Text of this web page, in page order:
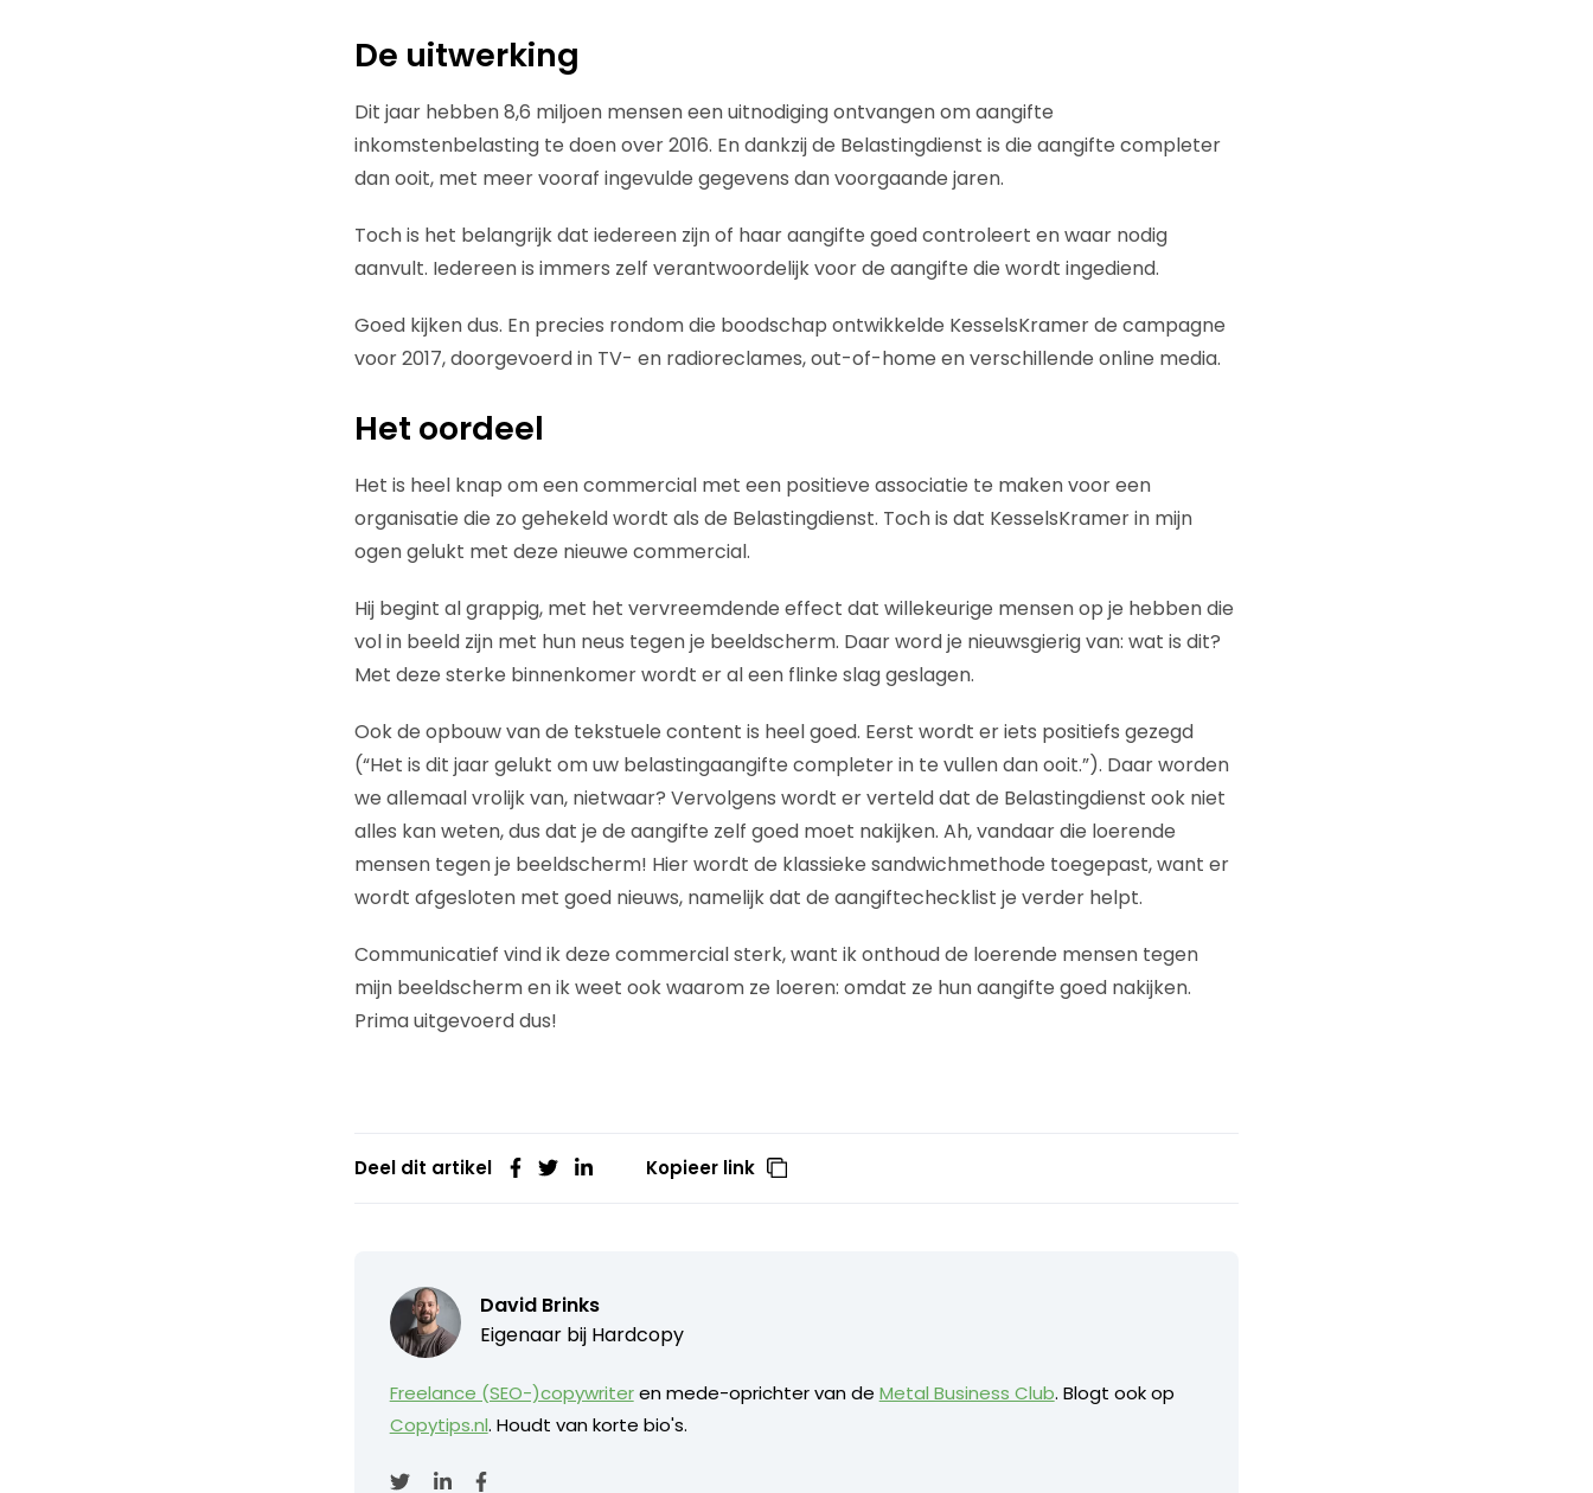
De uitwerking
Dit jaar hebben 8,6 miljoen mensen een uitnodiging ontvangen om aangifte
inkomstenbelasting te doen over 2016. En dankzij de Belastingdienst is die aangifte completer
dan ooit, met meer vooraf ingevulde gegevens dan voorgaande jaren.
Toch is het belangrijk dat iedereen zijn of haar aangifte goed controleert en waar nodig
aanvult. Iedereen is immers zelf verantwoordelijk voor de aangifte die wordt ingediend.
Goed kijken dus. En precies rondom die boodschap ontwikkelde KesselsKramer de campagne
voor 2017, doorgevoerd in TV- en radioreclames, out-of-home en verschillende online media.
Het oordeel
Het is heel knap om een commercial met een positieve associatie te maken voor een
organisatie die zo gehekeld wordt als de Belastingdienst. Toch is dat KesselsKramer in mijn
ogen gelukt met deze nieuwe commercial.
Hij begint al grappig, met het vervreemdende effect dat willekeurige mensen op je hebben die
vol in beeld zijn met hun neus tegen je beeldscherm. Daar word je nieuwsgierig van: wat is dit?
Met deze sterke binnenkomer wordt er al een flinke slag geslagen.
Ook de opbouw van de tekstuele content is heel goed. Eerst wordt er iets positiefs gezegd
(“Het is dit jaar gelukt om uw belastingaangifte completer in te vullen dan ooit.”). Daar worden
we allemaal vrolijk van, nietwaar? Vervolgens wordt er verteld dat de Belastingdienst ook niet
alles kan weten, dus dat je de aangifte zelf goed moet nakijken. Ah, vandaar die loerende
mensen tegen je beeldscherm! Hier wordt de klassieke sandwichmethode toegepast, want er
wordt afgesloten met goed nieuws, namelijk dat de aangiftechecklist je verder helpt.
Communicatief vind ik deze commercial sterk, want ik onthoud de loerende mensen tegen
mijn beeldscherm en ik weet ook waarom ze loeren: omdat ze hun aangifte goed nakijken.
Prima uitgevoerd dus!
Deel dit artikel Kopieer link
David Brinks
Eigenaar bij Hardcopy
Freelance (SEO-)copywriteren mede-oprichter van de Metal Business Club. Blogt ook op
Copytips.nl. Houdt van korte bio's.